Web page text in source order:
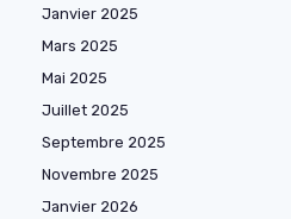
Janvier 2025
Mars 2025
Mai 2025
Juillet 2025
Septembre 2025
Novembre 2025
Janvier 2026